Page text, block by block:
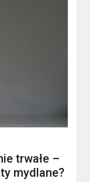
trwałe –
mydlane?